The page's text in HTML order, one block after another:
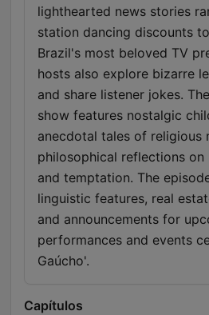
lighthearted news stories
station dancing discounts
Brazil's most beloved TV
hosts also explore bizarre
and share listener jokes.
show features nostalgic
anecdotal tales of religious
philosophical reflections on
and temptation. The
linguistic features, real
and announcements for
performances and events
Gaúcho'.
Capítulos